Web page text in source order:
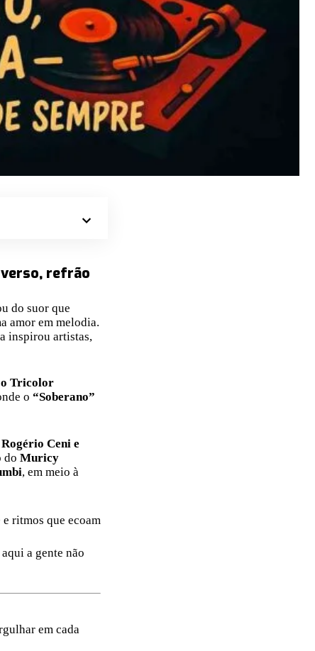
refrão
do suor que
amor em melodia.
inspirou artistas,
o Tricolor
o “Soberano”
Ceni e
do Muricy
, em meio à
ritmos que ecoam
a gente não
em cada